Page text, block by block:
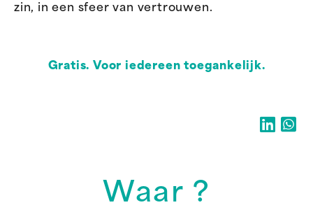
zin, in een sfeer van vertrouwen.
Gratis. Voor iedereen toegankelijk.
Waar ?